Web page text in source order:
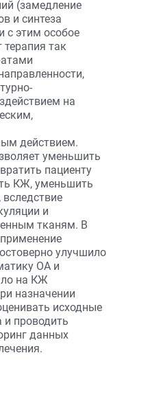
(замедление
и синтеза
с этим особое
терапия так
на
действием.
уменьшить
пациенту
КЖ, уменьшить
и
тканям. В
улучшило
ОА и
на КЖ
назначении
исходные
и проводить
данных